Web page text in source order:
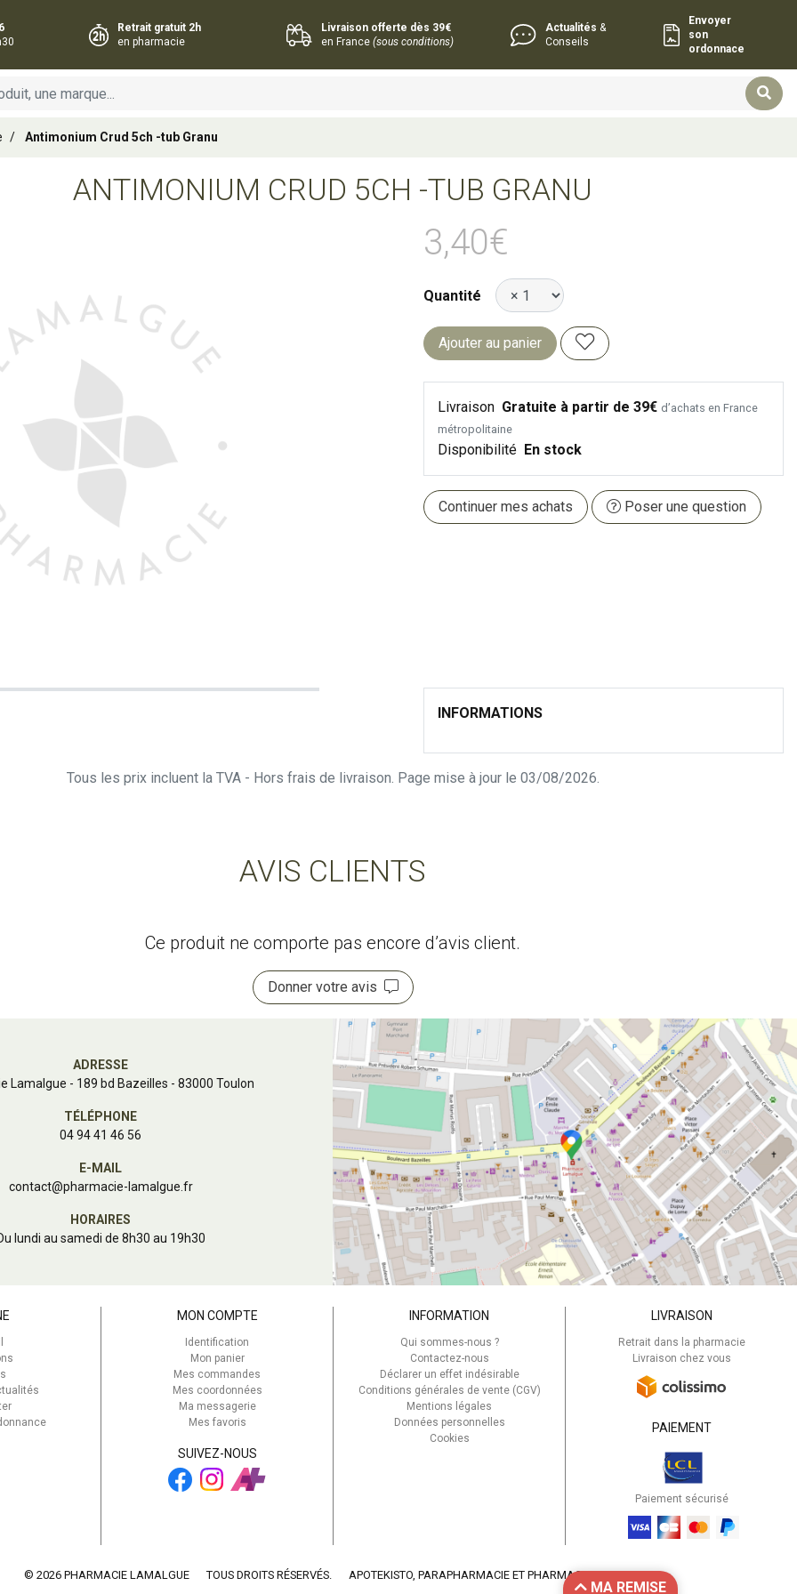
Retrait gratuit 2h
en pharmacie
Livraison offerte dès 39€
en France(sous conditions)
Actualités &
Conseils
Envoyer
son
ordonnace
Antimonium Crud 5ch -tub Granu
ANTIMONIUM CRUD 5CH -TUB GRANU
3,40€
Quantité
Ajouter au panier
Livraison Gratuite à partir de 39€ d’achats en France
métropolitaine
Disponibilité En stock
Continuer mes achats Poser une question
INFORMATIONS
Tous les prix incluent la TVA - Hors frais de livraison. Page mise à jour le 03/08/2026.
AVIS CLIENTS
Ce produit ne comporte pas encore d’avis client.
Donner votre avis
ADRESSE
Lamalgue - 189 bd Bazeilles - 83000 Toulon
TÉLÉPHONE
04 94 41 46 56
E-MAIL
contact@pharmacie-lamalgue.fr
HORAIRES
lundi au samedi de 8h30 au 19h30
MON COMPTE
Identification
Mon panier
Mes commandes
Mes coordonnées
Ma messagerie
Mes favoris
SUIVEZ-NOUS
INFORMATION
Qui sommes-nous ?
Contactez-nous
Déclarer un effet indésirable
Conditions générales de vente (CGV)
Mentions légales
Données personnelles
Cookies
LIVRAISON
Retrait dans la pharmacie
Livraison chez vous
PAIEMENT
Paiement sécurisé
© 2026 PHARMACIE LAMALGUE TOUS DROITS RÉSERVÉS. APOTEKISTO, PARAPHARMACIE ET PHARMACIE EN LIGNE
MA REMISE